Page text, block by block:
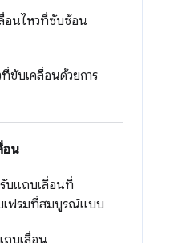
อนไหวที่ซับซ้อน
ขับเคลื่อนด้วยการ
อน
บแถบเลื่อนที่
เฟรมที่สมบูรณ์แบบ
ถบเลื่อน